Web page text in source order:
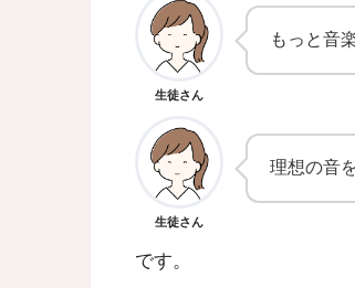
生徒さん
もっと音
生徒さん
理想の音
です。